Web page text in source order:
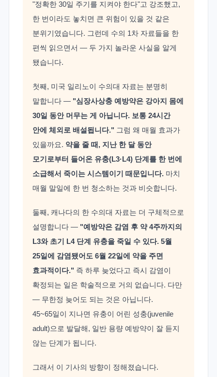
"정확한 30일 주기를 지켜야 한다"고 강조했고,
한 번이라도 놓치면 큰 위험이 있을 것 같은
분위기였습니다. 그런데 수의 1차 자료들을 한
편씩 읽으면서 — 두 가지 놀라운 사실을 알게
됐습니다.
첫째, 미국 일리노이 수의대 자료는 분명히
말합니다 — "심장사상충 예방약은 강아지 몸에
30일 동안 머무는 게 아닙니다. 보통 24시간
안에 체외로 배설됩니다." 그럼 왜 매월 효과가
있을까요. 약을 줄 때, 지난 한 달 동안
모기로부터 들어온 유충(L3·L4) 단계를 한 번에
소급해서 죽이는 시스템이기 때문입니다.마치
매월 말일에 한 번 청소하는 것과 비슷합니다.
둘째, 캐나다의 한 수의대 자료는 더 구체적으로
설명합니다 — "예방약은 감염 후 약 4주까지의
L3와 초기 L4 단계 유충을 죽일 수 있다. 5월
25일에 감염됐어도 6월 22일에 약을 주면
효과적이다." 즉 하루 늦었다고 즉시 감염이
확정되는 일은 학술적으로 거의 없습니다. 다만
— 무한정 늦어도 되는 것은 아닙니다.
45~65일이 지나면 유충이 어린 성충(juvenile
adult)으로 발달해, 일반 용량 예방약이 잘 듣지
않는 단계가 됩니다.
그래서 이 기사의 방향이 정해졌습니다.